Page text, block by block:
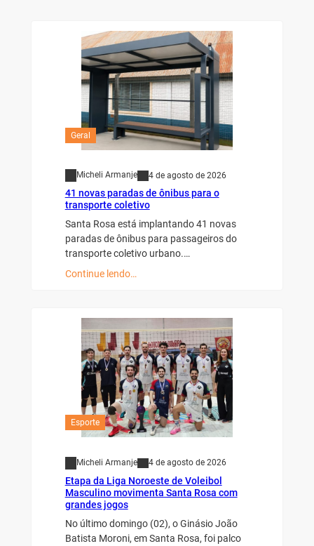
Geral
Micheli Armanje 4 de agosto de 2026
41 novas paradas de ônibus para o
transporte coletivo
Santa Rosa está implantando 41 novas
paradas de ônibus para passageiros do
transporte coletivo urbano.…
Continue lendo…
Esporte
Micheli Armanje 4 de agosto de 2026
Etapa da Liga Noroeste de Voleibol
Masculino movimenta Santa Rosa com
grandes jogos
No último domingo (02), o Ginásio João
Batista Moroni, em Santa Rosa, foi palco